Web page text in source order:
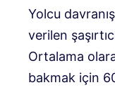
Yolcu
verilen
Ortalama
bakmak için